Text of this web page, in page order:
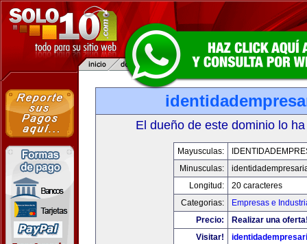
El dueño de este dominio lo
Mayusculas:
Minusculas:
Longitud:
20 caracteres
Categorias:
Empresas e
Precio:
Realizar una
Visitar!